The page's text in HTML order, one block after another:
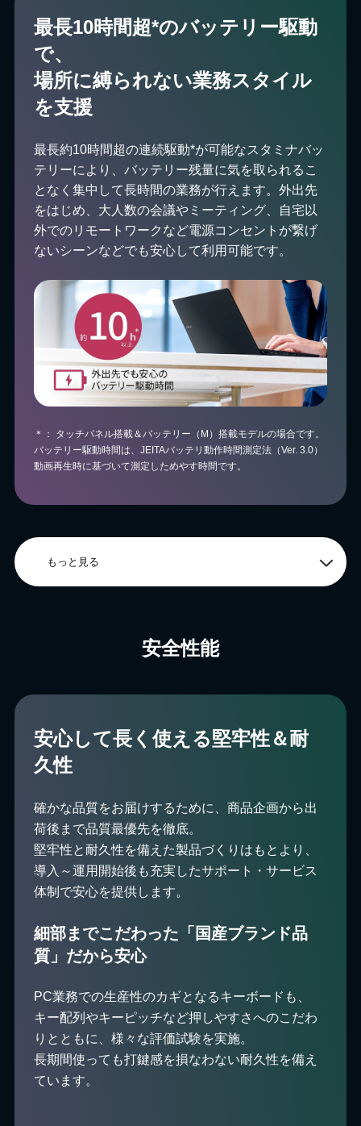
最長10時間超*のバッテリー駆動
で、
場所に縛られない業務スタイル
を⽀援
最長約10時間超の連続駆動*が可能なスタミナバッ
テリーにより、バッテリー残量に気を取られるこ
となく集中して長時間の業務が行えます。外出先
をはじめ、大人数の会議やミーティング、自宅以
外でのリモートワークなど電源コンセントが繋げ
ないシーンなどでも安心して利用可能です。
＊： タッチパネル搭載＆バッテリー（M）搭載モデルの場合です。
バッテリー駆動時間は、JEITAバッテリ動作時間測定法（Ver. 3.0）
動画再生時に基づいて測定しためやす時間です。
もっと見る
安全性能
安⼼して⻑く使える堅牢性＆耐
久性
確かな品質をお届けするために、商品企画から出
荷後まで品質最優先を徹底。
堅牢性と耐久性を備えた製品づくりはもとより、
導入～運用開始後も充実したサポート・サービス
体制で安心を提供します。
細部までこだわった「国産ブランド品
質」だから安心
PC業務での生産性のカギとなるキーボードも、
キー配列やキーピッチなど押しやすさへのこだわ
りとともに、様々な評価試験を実施。
長期間使っても打鍵感を損なわない耐久性を備え
ています。